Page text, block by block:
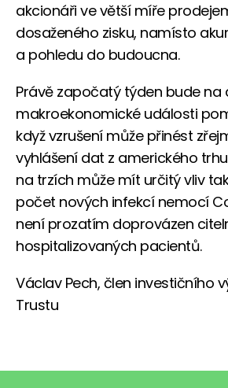
akcionáři ve větší míře
dosaženého zisku, namísto
a pohledu do budoucna.
Právě započatý týden bude na
makroekonomické události
když vzrušení může přinést
vyhlášení dat z amerického
na trzích může mít určitý vliv
počet nových infekcí nemocí
není prozatím doprovázen
hospitalizovaných pacientů.
Václav Pech, člen investičního
Trustu